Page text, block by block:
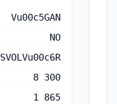
Vu00c5GAN
NO
SVOLVu00c6R
8 300
1 865